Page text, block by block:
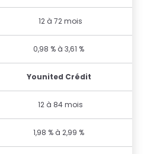
12 à 72 mois
0,98 % à 3,61 %
Younited Crédit
12 à 84 mois
1,98 % à 2,99 %